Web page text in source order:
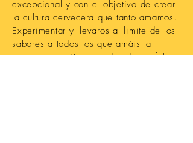
excepcional y con el objetivo de crear
la cultura cervecera que tanto amamos.
Experimentar y llevaros al limite de los
sabores a todos los que amáis la
cerveza y estáis cansados de las falsas